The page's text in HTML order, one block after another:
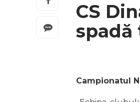
CS
Campionatul